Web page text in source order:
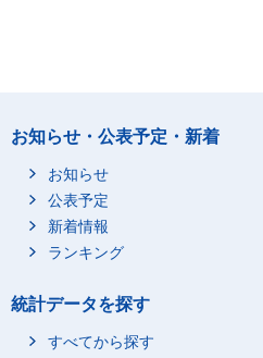
お知らせ・公表予定・新着
お知らせ
公表予定
新着情報
ランキング
統計データを探す
すべてから探す